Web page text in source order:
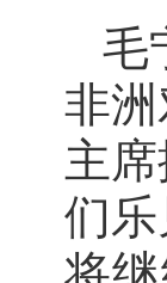
毛
非
主
们